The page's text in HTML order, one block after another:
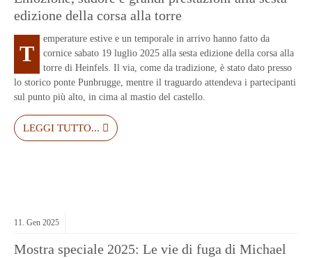
edizione della corsa alla torre
T
emperature estive e un temporale in arrivo hanno fatto da
cornice sabato 19 luglio 2025 alla sesta edizione della corsa alla
torre di Heinfels. Il via, come da tradizione, è stato dato presso
lo storico ponte Punbrugge, mentre il traguardo attendeva i partecipanti
sul punto più alto, in cima al mastio del castello.
LEGGI TUTTO...
11. Gen 2025
Mostra speciale 2025: Le vie di fuga di Michael